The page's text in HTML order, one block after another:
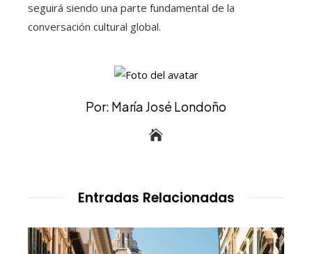
seguirá siendo una parte fundamental de la
conversación cultural global.
Por: María José Londoño
Entradas Relacionadas